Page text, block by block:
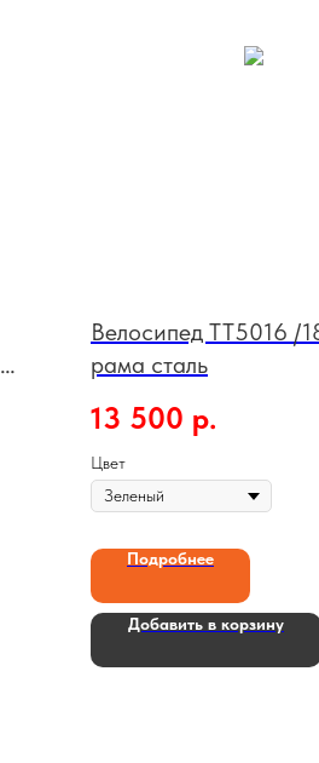
Велосипед TT5016 /
рама сталь
13 500 р.
Цвет
Подробнее
Добавить в корзину